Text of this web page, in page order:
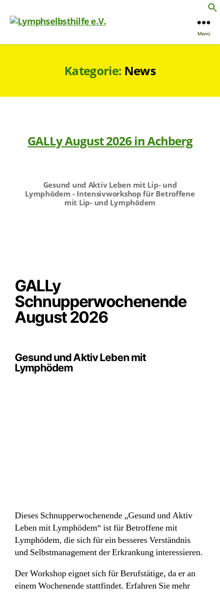
Menü
Kategorie: News
GALLy August 2026 in Achberg
Gesund und Aktiv Leben mit Lip- und
Lymphödem - Intensivworkshop für Betroffene
mit Lip- und Lymphödem
GALLy
Schnupperwochenende
August 2026
Gesund und Aktiv Leben mit
Lymphödem
Dieses Schnupperwochenende „Gesund und Aktiv
Leben mit Lymphödem“ ist für Betroffene mit
Lymphödem, die sich für ein besseres Verständnis
und Selbstmanagement der Erkrankung interessieren.
Der Workshop eignet sich für Berufstätige, da er an
einem Wochenende stattfindet. Erfahren Sie mehr